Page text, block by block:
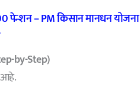
पेन्शन – PM किसान मानधन योजना
by-Step)
आहे.